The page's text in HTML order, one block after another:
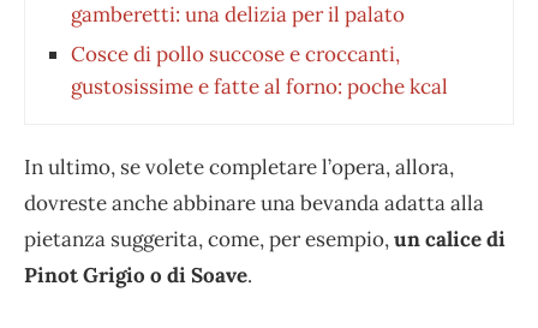
gamberetti: una delizia per il palato
Cosce di pollo succose e croccanti,
gustosissime e fatte al forno: poche kcal
In ultimo, se volete completare l’opera, allora,
dovreste anche abbinare una bevanda adatta alla
pietanza suggerita, come, per esempio,un calice di
Pinot Grigio o di Soave.